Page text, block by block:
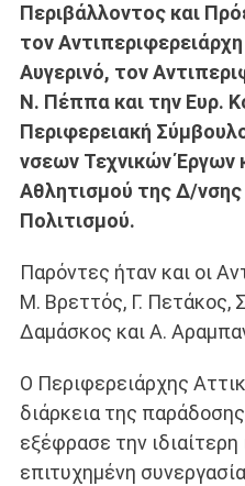
Περιβάλλοντος και
τον
Αυγερινό, τον
Ν. Πέππα και την Ευρ.
Περιφερειακή
νσεων Τεχνικών Έργων
Αθλητισμού της Δ/
Πολιτισμού.
Παρόντες ήταν και οι
Μ. Βρεττός, Γ. Πετάκος,
Δαμάσκος και Α.
Ο Περιφερειάρχης
διάρκεια της
εξέφρασε την
επιτυχημένη